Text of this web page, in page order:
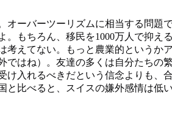
ーバーツーリズムに相当する問題
もちろん、移民を1000万人で抑え
えてない。もっと農業的という
はね）。友達の多くは自分たち
入れるべきだという信念よりも、
比べると、スイスの嫌外感情は低い